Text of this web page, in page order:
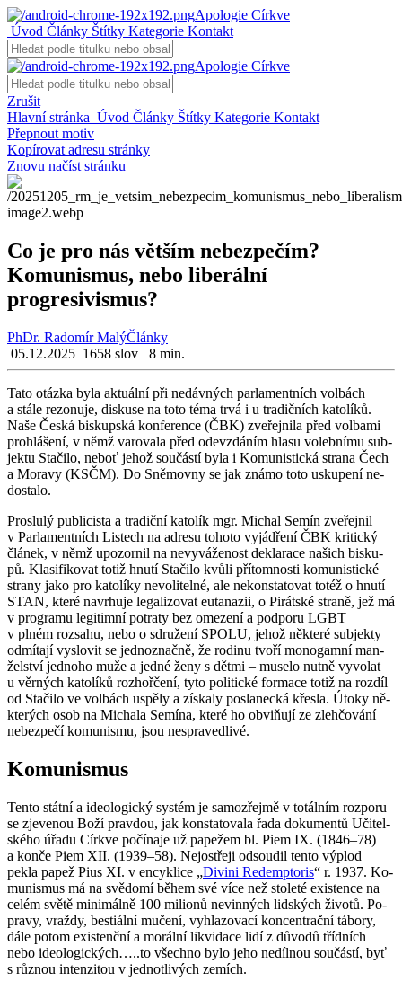
Apologie Církve
Úvod Články Štítky Kategorie Kontakt
Apologie Církve
Zrušit
Hlavní stránka Úvod Články Štítky Kategorie Kontakt
Přepnout motiv
Kopírovat adresu stránky
Znovu načíst stránku
Co je pro nás větším nebezpečím?
Komunismus, nebo liberální
progresivismus?
PhDr. Radomír MalýČlánky
05.12.2025 1658 slov 8 min.
Tato otáz­ka byla ak­tu­ál­ní při ne­dáv­ných par­la­ment­ních vol­bách
a stále re­zo­nu­je, dis­ku­se na toto téma trvá i u tra­dič­ních ka­to­lí­ků.
Naše Česká bis­kup­ská kon­fe­ren­ce (ČBK) zve­řej­ni­la před vol­ba­mi
pro­hlá­še­ní, v němž va­ro­va­la před ode­vzdá­ním hlasu vo­leb­ní­mu sub­
jek­tu Sta­či­lo, neboť jehož sou­čás­tí byla i Ko­mu­nis­tic­ká stra­na Čech
a Mo­ra­vy (KSČM). Do Sně­mov­ny se jak známo toto usku­pe­ní ne­
do­sta­lo.
Pro­slu­lý pu­b­li­cis­ta a tra­dič­ní ka­to­lík mgr. Mi­chal Semín zve­řej­nil
v Par­la­ment­ních Lis­tech na ad­re­su to­ho­to vy­já­d­ře­ní ČBK kri­tic­ký
člá­nek, v němž upo­zor­nil na ne­vy­vá­že­nost de­kla­ra­ce na­šich bis­ku­
pů. Kla­si­fi­ko­vat totiž hnutí Sta­či­lo kvůli pří­tom­nos­ti ko­mu­nis­tic­ké
stra­ny jako pro ka­to­lí­ky ne­vo­li­tel­né, ale ne­kon­sta­to­vat totéž o hnutí
STAN, které na­vr­hu­je le­ga­li­zo­vat eu­ta­na­zii, o Pi­rát­ské stra­ně, jež má
v pro­gra­mu le­gi­tim­ní po­tra­ty bez ome­ze­ní a pod­po­ru LGBT
v plném roz­sa­hu, nebo o sdru­že­ní SPOLU, jehož ně­kte­ré sub­jek­ty
od­mí­ta­jí vy­slo­vit se jed­no­znač­ně, že ro­di­nu tvoří mo­no­gam­ní man­
žel­ství jed­no­ho muže a jedné ženy s dětmi – mu­se­lo nutně vy­vo­lat
u věr­ných ka­to­lí­ků roz­hoř­če­ní, tyto po­li­tic­ké for­ma­ce totiž na roz­díl
od Sta­či­lo ve vol­bách uspě­ly a zís­ka­ly po­sla­nec­ká křes­la. Útoky ně­
kte­rých osob na Mi­cha­la Se­mí­na, které ho obviňují ze zleh­čo­vá­ní
ne­bez­pe­čí ko­mu­nis­mu, jsou ne­spra­ved­li­vé.
Ko­mu­nis­mus
Tento stát­ní a ide­o­lo­gic­ký sys­tém je sa­mo­zřej­mě v to­tál­ním roz­po­ru
se zje­ve­nou Boží prav­dou, jak kon­sta­to­va­la řada do­ku­men­tů Uči­tel­
ské­ho úřadu Církve po­čí­na­je už pa­pe­žem bl. Piem IX. (1846–78)
a konče Piem XII. (1939–58). Nej­os­tře­ji od­sou­dil tento vý­plod
pekla papež Pius XI. v en­cyk­li­ce „Di­vi­ni Re­dempto­ris“ r. 1937. Ko­
mu­nis­mus má na svě­do­mí během své více než sto­le­té exis­ten­ce na
celém světě mi­ni­mál­ně 100 mi­li­o­nů ne­vin­ných lid­ských ži­vo­tů. Po­
pra­vy, vraž­dy, bes­ti­ál­ní mu­če­ní, vy­hla­zo­va­cí kon­cen­t­rač­ní tá­bo­ry,
dále potom exis­tenč­ní a mo­rál­ní li­kvi­da­ce lidí z dů­vo­dů tříd­ních
nebo ide­o­lo­gic­kých…..to všech­no bylo jeho ne­díl­nou sou­čás­tí, byť
s růz­nou in­ten­zi­tou v jed­not­li­vých ze­mích.